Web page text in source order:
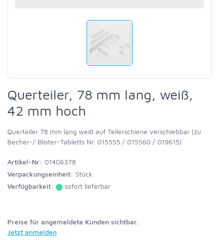
Querteiler, 78 mm lang, weiß,
42 mm hoch
Querteiler 78 mm lang weiß auf Teilerschiene verschiebbar (zu
Becher-/ Blister-Tabletts Nr. 015555 / 015560 / 019615)
Artikel-Nr: 01406378
Verpackungseinheit: Stück
Verfügbarkeit:
sofort lieferbar
Preise für angemeldete Kunden sichtbar.
Jetzt anmelden